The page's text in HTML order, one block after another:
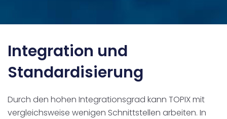
Integration und
Standardisierung
Durch den hohen Integrationsgrad kann TOPIX mit
vergleichsweise wenigen Schnittstellen arbeiten. In